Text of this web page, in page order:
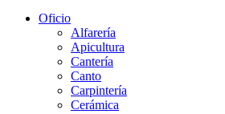
Oficio
Alfarería
Apicultura
Cantería
Canto
Carpintería
Cerámica